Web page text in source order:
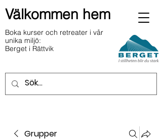
Välkommen hem
Boka kurser och retreater i vår
unika miljö:
Berget i Rättvik
Grupper